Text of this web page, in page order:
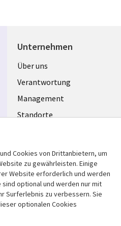
Unternehmen
Useful
links
GERMANY
Über uns
Verantwortung
Management
Standorte
Rechtliches
Cookies von Drittanbietern, um
zu gewährleisten. Einige
Website erforderlich und werden
optional und werden nur mit
Surferlebnis zu verbessern. Sie
optionalen Cookies